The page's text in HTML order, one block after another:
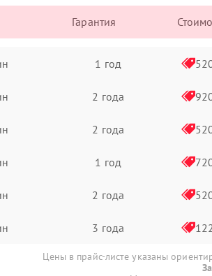
Гарантия
1 год
2 года
2 года
1 год
2 года
3 года
Цены в прайс-листе указаны